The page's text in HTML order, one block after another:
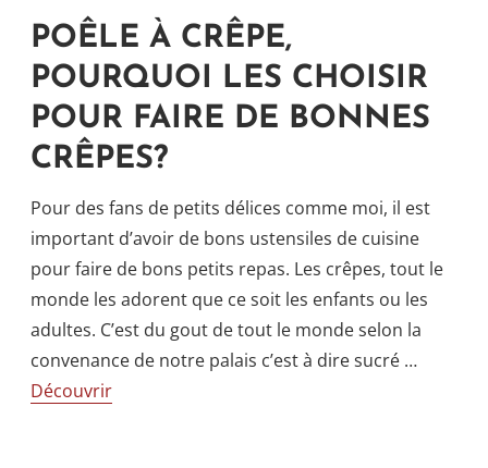
POÊLE À CRÊPE,
POURQUOI LES CHOISIR
POUR FAIRE DE BONNES
CRÊPES?
Pour des fans de petits délices comme moi, il est
important d’avoir de bons ustensiles de cuisine
pour faire de bons petits repas. Les crêpes, tout le
monde les adorent que ce soit les enfants ou les
adultes. C’est du gout de tout le monde selon la
convenance de notre palais c’est à dire sucré …
Découvrir